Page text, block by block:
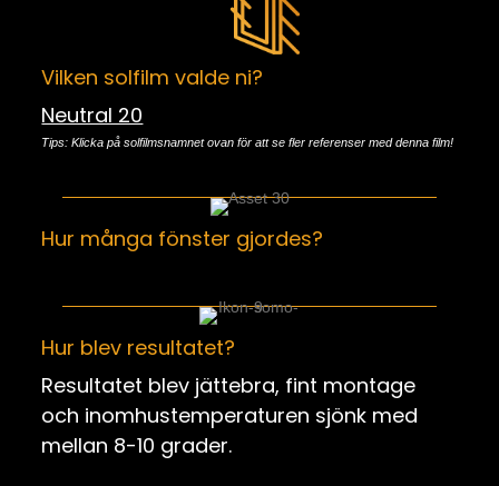
Vilken solfilm valde ni?
Neutral 20
Tips: Klicka på solfilmsnamnet ovan för att se fler referenser med denna film!
Hur många fönster gjordes?
Hur blev resultatet?
Resultatet blev jättebra, fint montage
och inomhustemperaturen sjönk med
mellan 8-10 grader.